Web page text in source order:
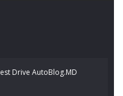
Drive AutoBlog.MD